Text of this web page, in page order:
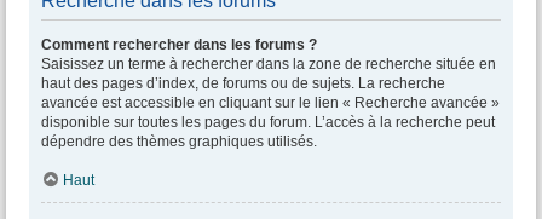
Comment rechercher dans les forums ?
Saisissez un terme à rechercher dans la zone de recherche située en
haut des pages d’index, de forums ou de sujets. La recherche
avancée est accessible en cliquant sur le lien « Recherche avancée »
disponible sur toutes les pages du forum. L’accès à la recherche peut
dépendre des thèmes graphiques utilisés.
Haut